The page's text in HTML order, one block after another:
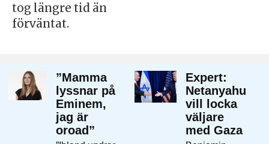
tog längre tid än
förväntat.